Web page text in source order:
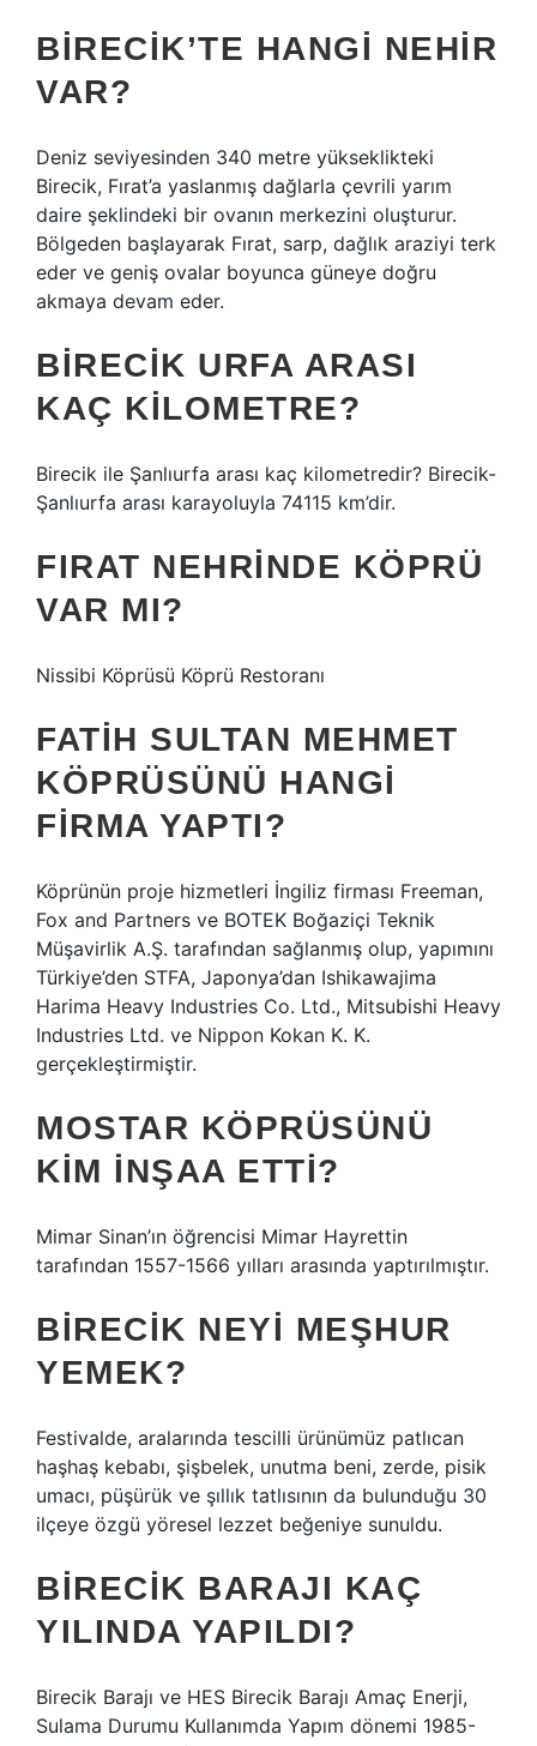
BIRECIK’TE HANGI NEHIR
VAR?
Deniz seviyesinden 340 metre yükseklikteki
Birecik, Fırat’a yaslanmış dağlarla çevrili yarım
daire şeklindeki bir ovanın merkezini oluşturur.
Bölgeden başlayarak Fırat, sarp, dağlık araziyi terk
eder ve geniş ovalar boyunca güneye doğru
akmaya devam eder.
BIRECIK URFA ARASI
KAÇ KILOMETRE?
Birecik ile Şanlıurfa arası kaç kilometredir? Birecik-
Şanlıurfa arası karayoluyla 74115 km’dir.
FIRAT NEHRINDE KÖPRÜ
VAR MI?
Nissibi Köprüsü Köprü Restoranı
FATIH SULTAN MEHMET
KÖPRÜSÜNÜ HANGI
FIRMA YAPTI?
Köprünün proje hizmetleri İngiliz firması Freeman,
Fox and Partners ve BOTEK Boğaziçi Teknik
Müşavirlik A.Ş. tarafından sağlanmış olup, yapımını
Türkiye’den STFA, Japonya’dan Ishikawajima
Harima Heavy Industries Co. Ltd., Mitsubishi Heavy
Industries Ltd. ve Nippon Kokan K. K.
gerçekleştirmiştir.
MOSTAR KÖPRÜSÜNÜ
KIM INŞAA ETTI?
Mimar Sinan’ın öğrencisi Mimar Hayrettin
tarafından 1557-1566 yılları arasında yaptırılmıştır.
BIRECIK NEYI MEŞHUR
YEMEK?
Festivalde, aralarında tescilli ürünümüz patlıcan
haşhaş kebabı, şişbelek, unutma beni, zerde, pisik
umacı, püşürük ve şıllık tatlısının da bulunduğu 30
ilçeye özgü yöresel lezzet beğeniye sunuldu.
BIRECIK BARAJI KAÇ
YILINDA YAPILDI?
Birecik Barajı ve HES Birecik Barajı Amaç Enerji,
Sulama Durumu Kullanımda Yapım dönemi 1985-